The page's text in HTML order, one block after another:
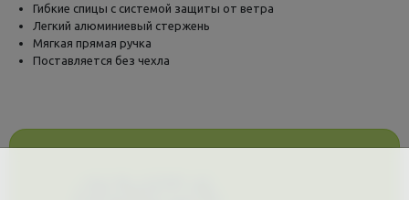
Гибкие спицы с системой защиты от ветра
Легкий алюминиевый стержень
Мягкая прямая ручка
Поставляется без чехла